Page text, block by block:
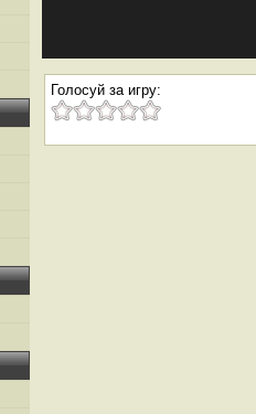
Голосуй за игру: